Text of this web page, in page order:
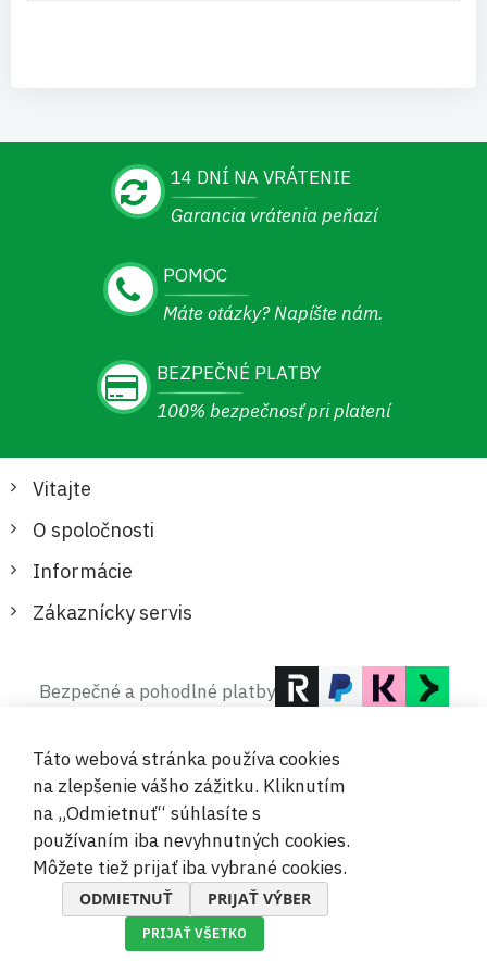
14 DNÍ NA VRÁTENIE
Garancia vrátenia peňazí
POMOC
Máte otázky? Napíšte nám.
BEZPEČNÉ PLATBY
100% bezpečnosť pri platení
Vitajte
O spoločnosti
Informácie
Zákaznícky servis
Bezpečné a pohodlné platby
© 2019-2026 Megamix s.r.o.
Táto webová stránka používa cookies
na zlepšenie vášho zážitku. Kliknutím
na „Odmietnuť“ súhlasíte s
používaním iba nevyhnutných cookies.
Môžete tiež prijať iba vybrané cookies.
ODMIETNUŤ PRIJAŤ VÝBER
PRIJAŤ VŠETKO